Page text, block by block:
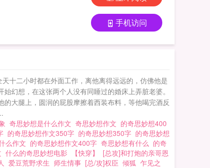
手机访问
十二小时都在外面工作，离他离得远远的，仿佛他是
幻想，在这张两个人没有同睡过的婚床上弄脏老婆。
大腿上，圆润的屁股摩擦着西装布料，等他喝完酒反
奇思妙想是什么作文 奇思妙想作文 的奇思妙想400
的奇思妙想作文350字 的奇思妙想350字 的奇思妙想
么作文 的奇思妙想作文400字 奇思妙想有什么 的奇
什么的奇思妙想电影 【快穿】
[总攻]和打炮的亲哥恩
爱豆荒野求生 师生情事 [总/攻]权臣 倾狐 乍见之